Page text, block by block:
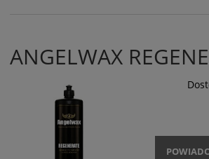
ANGELWAX